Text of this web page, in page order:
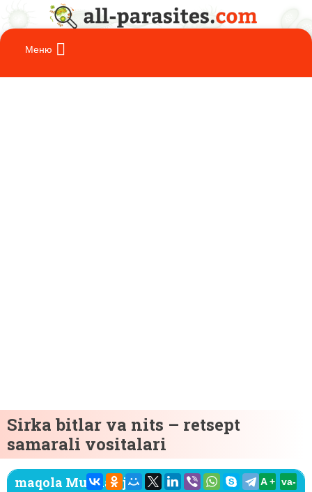
Sirka bitlar va nits – retsept
samarali vositalari
maqola Mundarija: A + va-